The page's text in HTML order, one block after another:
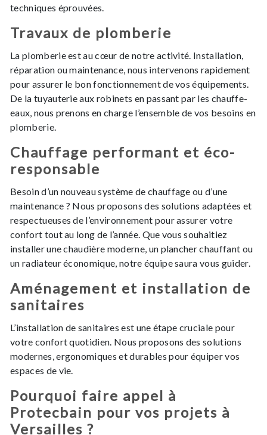
techniques éprouvées.
Travaux de plomberie
La plomberie est au cœur de notre activité. Installation,
réparation ou maintenance, nous intervenons rapidement
pour assurer le bon fonctionnement de vos équipements.
De la tuyauterie aux robinets en passant par les chauffe-
eaux, nous prenons en charge l’ensemble de vos besoins en
plomberie.
Chauffage performant et éco-
responsable
Besoin d’un nouveau système de chauffage ou d’une
maintenance ? Nous proposons des solutions adaptées et
respectueuses de l’environnement pour assurer votre
confort tout au long de l’année. Que vous souhaitiez
installer une chaudière moderne, un plancher chauffant ou
un radiateur économique, notre équipe saura vous guider.
Aménagement et installation de
sanitaires
L’installation de sanitaires est une étape cruciale pour
votre confort quotidien. Nous proposons des solutions
modernes, ergonomiques et durables pour équiper vos
espaces de vie.
Pourquoi faire appel à
Protecbain pour vos projets à
Versailles ?